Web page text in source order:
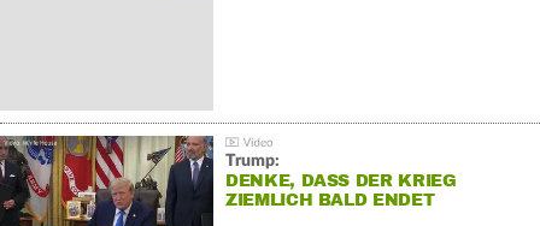
Trump:
DENKE, DASS DER KRIEG
ZIEMLICH BALD ENDET